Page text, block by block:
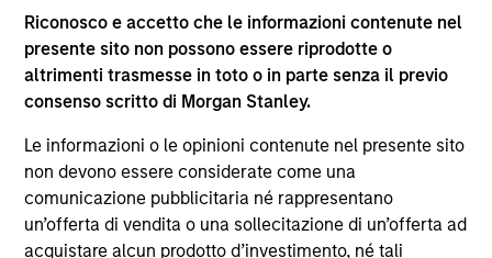
Riconosco e accetto che le informazioni contenute nel
presente sito non possono essere riprodotte o
altrimenti trasmesse in toto o in parte senza il previo
consenso scritto di Morgan Stanley.
Le informazioni o le opinioni contenute nel presente sito
non devono essere considerate come una
comunicazione pubblicitaria né rappresentano
un’offerta di vendita o una sollecitazione di un’offerta ad
acquistare alcun prodotto d’investimento, né tali
ALTS IN FOCUS
Private Credit 2026 Midyear Outlook
We believe the current market environment is
becoming more favorable for scaled private
credit lenders as pricing power improves and
financing demand accelerates, driven by
cyclical and secular forces.